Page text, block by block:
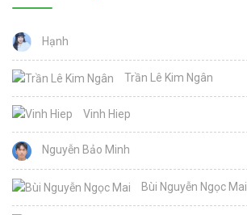
Hạnh
Trần Lê Kim Ngân
Vinh Hiep
Nguyễn Bảo Minh
Bùi Nguyễn Ngọc Mai